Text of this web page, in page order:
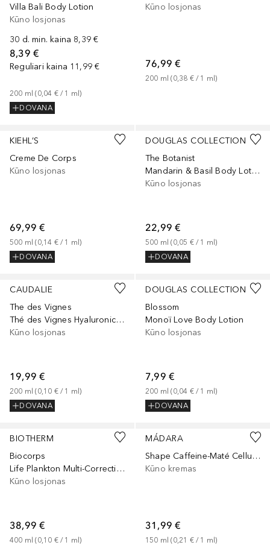
Villa Bali Body Lotion
Kūno losjonas
30 d. min. kaina 8,39 €
8,39 €
Reguliari kaina 11,99 €
200 ml (0,04 € / 1 ml)
DOVANA
Kūno losjonas
76,99 €
200 ml (0,38 € / 1 ml)
KIEHL’S
Creme De Corps
Kūno losjonas
69,99 €
500 ml (0,14 € / 1 ml)
DOVANA
DOUGLAS COLLECTION
The Botanist
Mandarin & Basil Body Lotion
Kūno losjonas
22,99 €
500 ml (0,05 € / 1 ml)
DOVANA
CAUDALIE
The des Vignes
Thé des Vignes Hyaluronic Nourishing Body Lotion
Kūno losjonas
19,99 €
200 ml (0,10 € / 1 ml)
DOVANA
DOUGLAS COLLECTION
Blossom
Monoï Love Body Lotion
Kūno losjonas
7,99 €
200 ml (0,04 € / 1 ml)
DOVANA
BIOTHERM
Biocorps
Life Plankton Multi-Corrective Body Milk
Kūno losjonas
38,99 €
400 ml (0,10 € / 1 ml)
MÁDARA
Shape Caffeine-Maté Cellulite Cream
Kūno kremas
31,99 €
150 ml (0,21 € / 1 ml)